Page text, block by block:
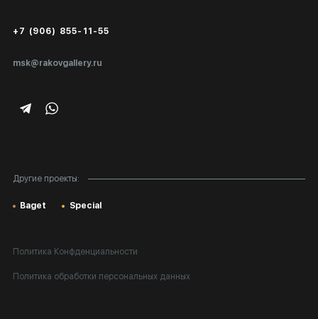
msk@rakovgallery.ru
+7 (906) 855-11-55
Другие проекты:
Baget Special
Экспертиза/Вывоз за границу
Подарочные сертификаты
Политика Конфденциальности
Политика обработки персональных данных